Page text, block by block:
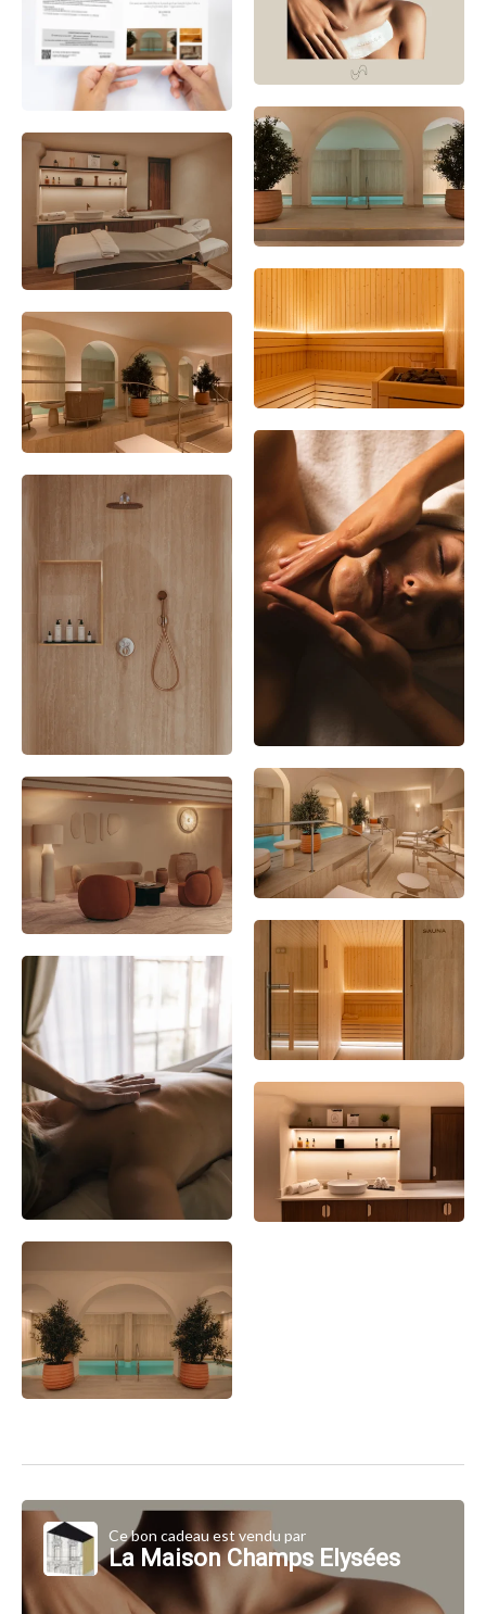
Ce bon cadeau est vendu par
La Maison Champs Elysées